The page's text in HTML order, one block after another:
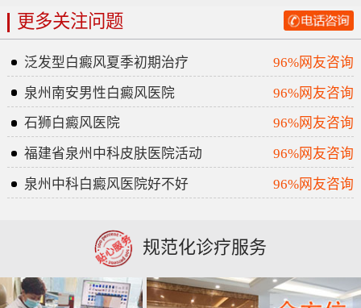
更多关注问题
泛发型白癜风夏季初期治疗
96%网友咨询
泉州南安男性白癜风医院
96%网友咨询
石狮白癜风医院
96%网友咨询
福建省泉州中科皮肤医院活动
96%网友咨询
泉州中科白癜风医院好不好
96%网友咨询
规范化诊疗服务